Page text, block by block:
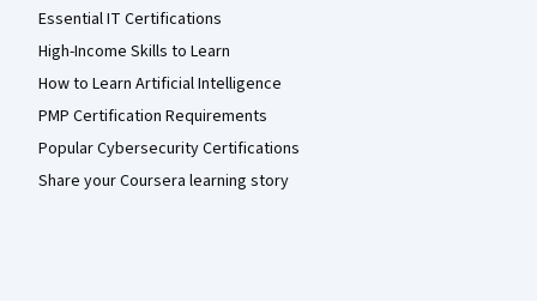
Essential IT Certifications
High-Income Skills to Learn
How to Learn Artificial Intelligence
PMP Certification Requirements
Popular Cybersecurity Certifications
Share your Coursera learning story